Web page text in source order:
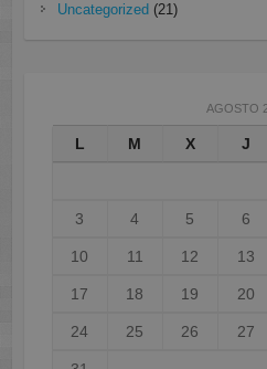
Uncategorized (21)
AGOSTO
L M X J
3 4 5 6
10 11 12 13
17 18 19 20
24 25 26 27